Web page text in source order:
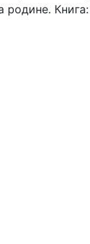
родине. Книга: